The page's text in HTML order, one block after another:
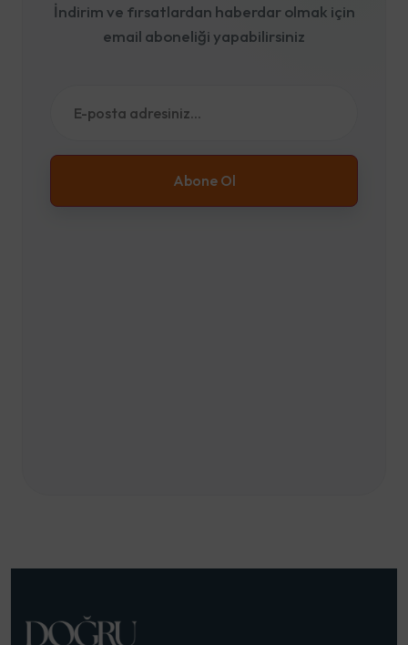
İndirim ve fırsatlardan haberdar olmak için
email aboneliği yapabilirsiniz
Abone Ol